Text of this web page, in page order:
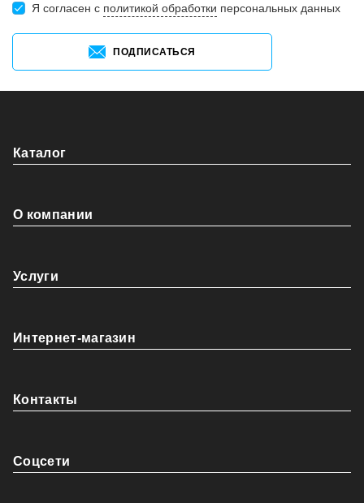
Я согласен c политикой обработки персональных данных
ПОДПИСАТЬСЯ
Каталог
О компании
Услуги
Интернет-магазин
Контакты
Coцсети